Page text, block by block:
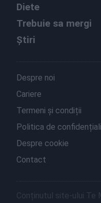
Diete
Trebuie sa mergi
Știri
Despre noi
Cariere
Termeni și condiții
Politica de
Despre cookie
Contact
Conținutul site-ului Te